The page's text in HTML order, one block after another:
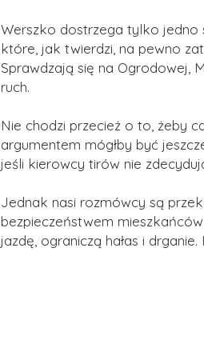
Werszko dostrzega tylko jedno
które, jak twierdzi, na pewno
Sprawdzają się na Ogrodowej,
ruch.
Nie chodzi przecież o to, żeby
argumentem mógłby być
jeśli kierowcy tirów nie
Jednak nasi rozmówcy są
bezpieczeństwem
jazdę, ograniczą hałas i